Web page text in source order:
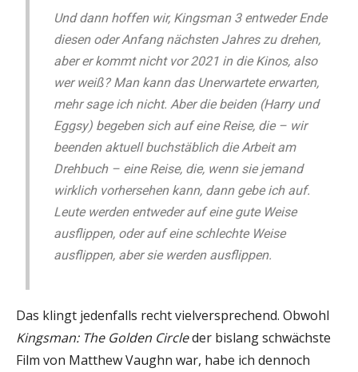
Und dann hoffen wir, Kingsman 3 entweder Ende
diesen oder Anfang nächsten Jahres zu drehen,
aber er kommt nicht vor 2021 in die Kinos, also
wer weiß? Man kann das Unerwartete erwarten,
mehr sage ich nicht. Aber die beiden (Harry und
Eggsy) begeben sich auf eine Reise, die – wir
beenden aktuell buchstäblich die Arbeit am
Drehbuch – eine Reise, die, wenn sie jemand
wirklich vorhersehen kann, dann gebe ich auf.
Leute werden entweder auf eine gute Weise
ausflippen, oder auf eine schlechte Weise
ausflippen, aber sie werden ausflippen.
Das klingt jedenfalls recht vielversprechend. Obwohl
Kingsman: The Golden Circleder bislang schwächste
Film von Matthew Vaughn war, habe ich dennoch